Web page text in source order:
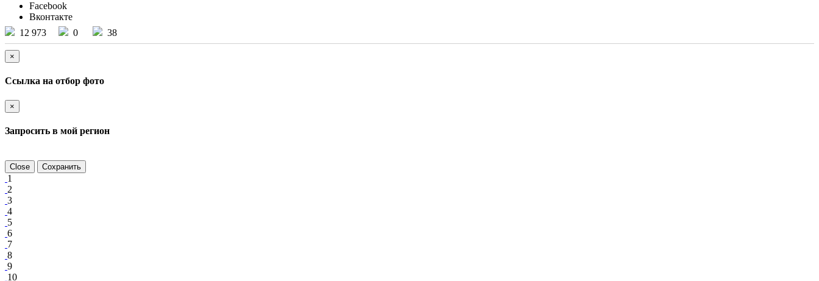
Facebook
Вконтакте
12 973
0 38
×
Ссылка на отбор фото
×
Запросить в мой регион
Close Сохранить
1
2
3
4
5
6
7
8
9
10